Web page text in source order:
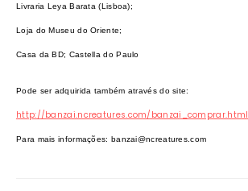
Livraria Leya Barata (Lisboa);
Loja do Museu do Oriente;
Casa da BD; Castella do Paulo
Pode ser adquirida também atravésdo site:
http://banzai.ncreatures.com/banzai_comprar.html
Para mais informações: banzai@ncreatures.com